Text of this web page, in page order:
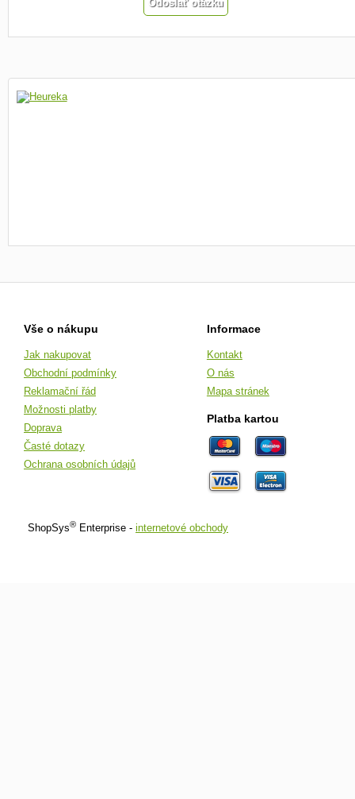
Vše o nákupu
Jak nakupovat
Obchodní podmínky
Reklamační řád
Možnosti platby
Doprava
Časté dotazy
Ochrana osobních údajů
Informace
Kontakt
O nás
Mapa stránek
Platba kartou
ShopSys® Enterprise - internetové obchody